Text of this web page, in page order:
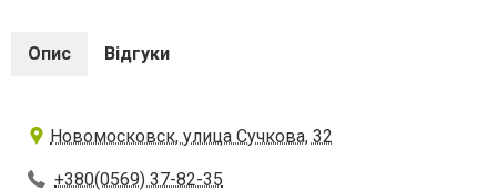
Опис Відгуки
Новомосковск, улица Сучкова, 32
+380(0569) 37-82-35